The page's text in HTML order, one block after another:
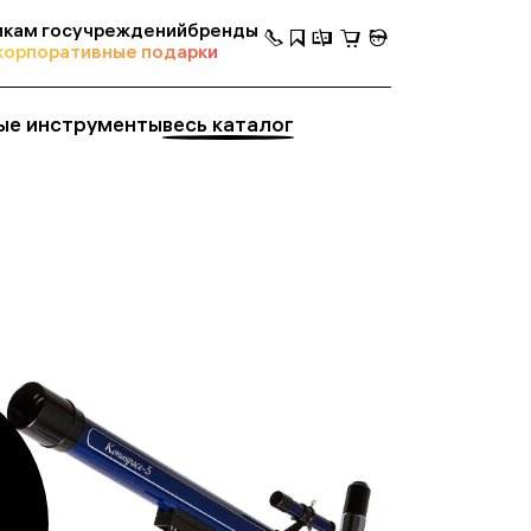
госучрежденийбренды
подарки
инструментывесь каталог